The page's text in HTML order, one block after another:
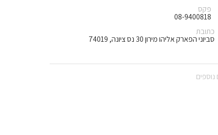
פקס
08-9400818
כתובת
סביוני הפארק אליהו מירון 30 נס ציונה, 74019